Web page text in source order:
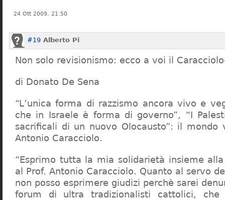
24 Ott 2009, 21:50
#19 Alberto Pi
Non solo revisionismo: ecco a voi il
di Donato De Sena
“L’unica forma di razzismo ancora vivo e
che in Israele è forma di governo”, “I
sacrificali di un nuovo Olocausto”: il mondo
Antonio Caracciolo.
“Esprimo tutta la mia solidarietà insieme
al Prof. Antonio Caracciolo. Quanto al servo
non posso esprimere giudizi perchè sarei
forum di ultra tradizionalisti cattolici,